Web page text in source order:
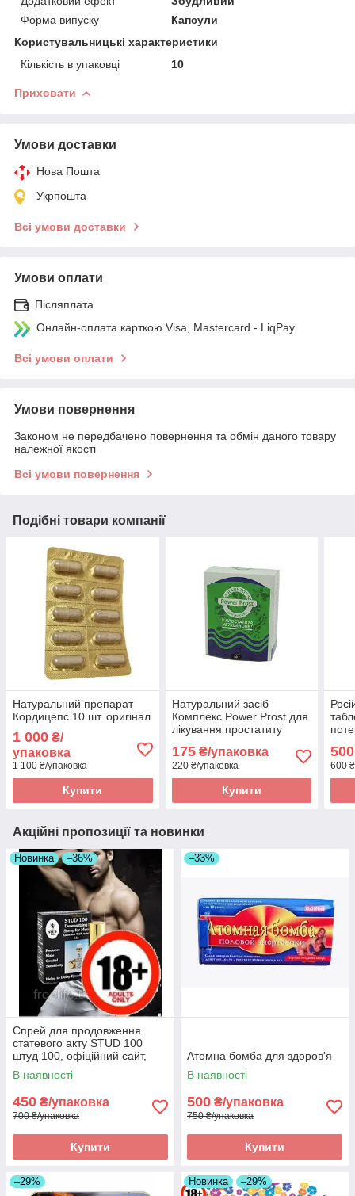
Форма випуску
Капсули
Користувальницькі характеристики
Кількість в упаковці
10
Приховати
Умови доставки
Нова Пошта
Укрпошта
Всі умови доставки
Умови оплати
Післяплата
Онлайн-оплата карткою Visa, Mastercard - LiqPay
Всі умови оплати
Умови повернення
Законом не передбачено повернення та обмін даного товару
належної якості
Всі умови повернення
Подібні товари компанії
Натуральний препарат
Кордицепс 10 шт. оригінал
1 000 ₴/
упаковка
1 100 ₴/упаковка
Купити
Натуральний засіб
Комплекс Power Prost для
лікування простатиту
175₴/упаковка
220 ₴/упаковка
Купити
500
600
Акційні пропозиції та новинки
Новинка –36%
Спрей для продовження
статевого акту STUD 100
штуд 100, офіційний сайт,
оригінал
В наявності
450 ₴/упаковка
700 ₴/упаковка
Купити
–33%
Атомна бомба для здоров'я
В наявності
500 ₴/упаковка
750 ₴/упаковка
Купити
–29% Новинка –29%